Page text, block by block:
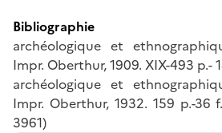
Bibliographie
archéologique et
Impr. Oberthur, 1909. XIX-493 p.-
archéologique et
Impr. Oberthur, 1932. 159 p.-36
3961)